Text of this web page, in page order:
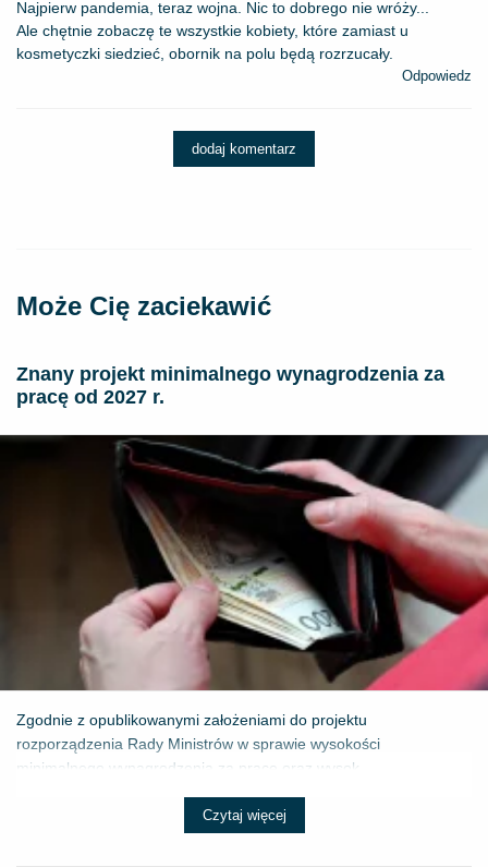
Najpierw pandemia, teraz wojna. Nic to dobrego nie wróży...
Ale chętnie zobaczę te wszystkie kobiety, które zamiast u
kosmetyczki siedzieć, obornik na polu będą rozrzucały.
Odpowiedz
dodaj komentarz
Może Cię zaciekawić
Znany projekt minimalnego wynagrodzenia za
pracę od 2027 r.
Zgodnie z opublikowanymi założeniami do projektu
rozporządzenia Rady Ministrów w sprawie wysokości
minimalnego wynagrodzenia za pracę oraz wysok...
Czytaj więcej